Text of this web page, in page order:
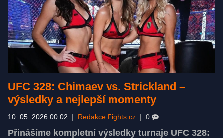
UFC 328: Chimaev vs. Strickland –
výsledky a nejlepší momenty
10. 05. 2026 00:02 | Redakce Fights.cz | 0
Přinášíme kompletní výsledky turnaje UFC 328: